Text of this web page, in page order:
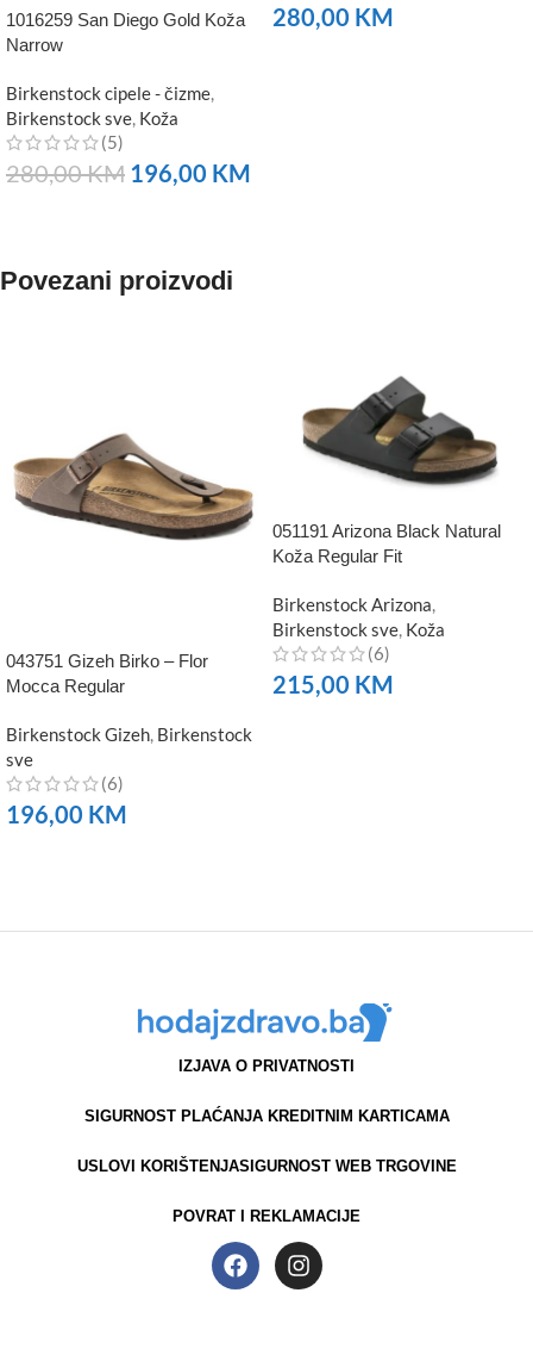
1016259 San Diego Gold Koža
Narrow
Birkenstock cipele - čizme
Birkenstock sve Koža
(5)
280,00KM 196,00 KM
280,00 KM
Povezani proizvodi
043751 Gizeh Birko – Flor
Mocca Regular
Birkenstock Gizeh, Birkenstock
sve
(6)
196,00 KM
051191 Arizona Black Natural
Koža Regular Fit
Birkenstock Arizona,
Birkenstock sve, Koža
(6)
215,00 KM
IZJAVA O PRIVATNOSTI
SIGURNOST PLAĆANJA KREDITNIM KARTICAMA
USLOVI KORIŠTENJASIGURNOST WEB TRGOVINE
POVRAT I REKLAMACIJE